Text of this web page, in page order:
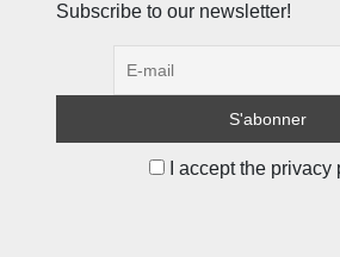
Subscribe to our newsletter!
I accept the privacy